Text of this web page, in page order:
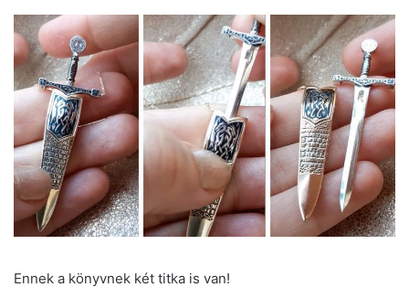
Ennek a könyvnek két titka is van!